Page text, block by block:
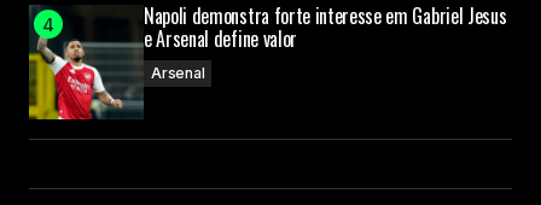
Napoli demonstra forte interesse em Gabriel Jesus
e Arsenal define valor
Arsenal